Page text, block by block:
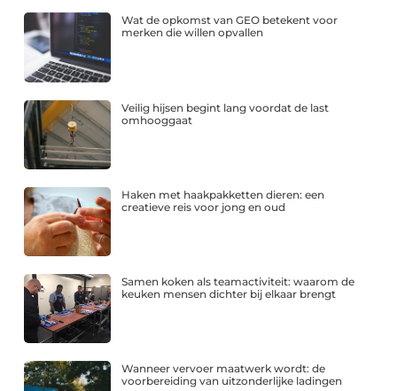
Wat de opkomst van GEO betekent voor
merken die willen opvallen
Veilig hijsen begint lang voordat de last
omhooggaat
Haken met haakpakketten dieren: een
creatieve reis voor jong en oud
Samen koken als teamactiviteit: waarom de
keuken mensen dichter bij elkaar brengt
Wanneer vervoer maatwerk wordt: de
voorbereiding van uitzonderlijke ladingen